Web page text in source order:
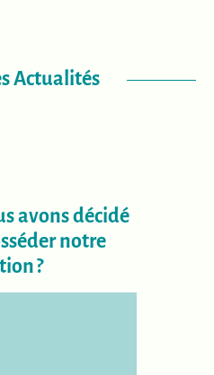
Actualités
avons décidé
notre
?